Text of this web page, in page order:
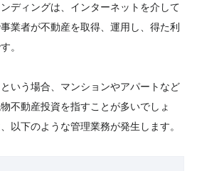
ディングは、インターネットを介して
業者が不動産を取得、運用し、得た利
。
いう場合、マンションやアパートなど
不動産投資を指すことが多いでしょ
以下のような管理業務が発生します。